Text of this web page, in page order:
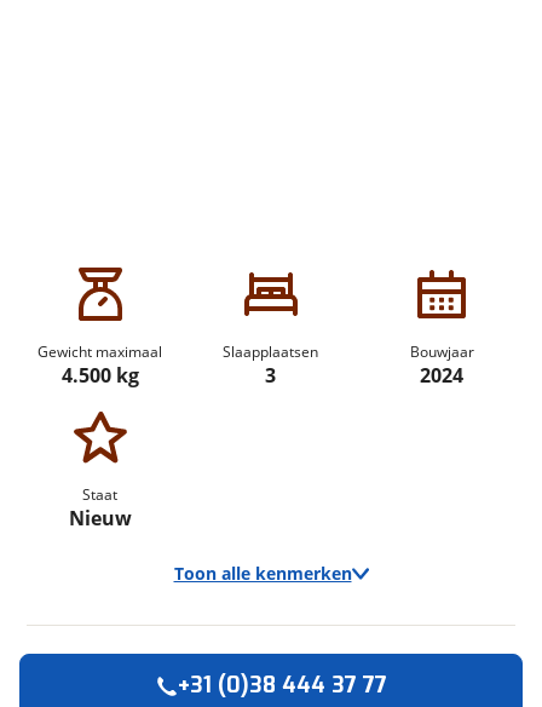
Gewicht maximaal
4.500 kg
Slaapplaatsen
3
Bouwjaar
2024
Staat
Nieuw
Toon alle kenmerken
+31 (0)38 444 37 77